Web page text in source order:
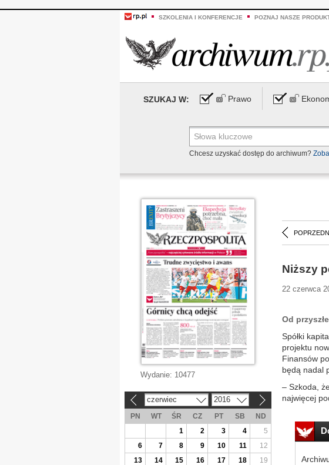
SZKOLENIA I KONFERENCJE POZNAJ NASZE
SZUKAJ W: Prawo
Chcesz uzyskać dostęp do archiwum?
Niższy
22 czerwca
Od
Spółki
projektu
Finansów
będą nadal
– Szkoda,
najwięcej
Wydanie: 10477
czerwiec 2016
PN WT ŚR CZ PT SB
ND
1
2 3 4
5
6
7 8 9 10 11
12
13
14 15 16 17 18
19